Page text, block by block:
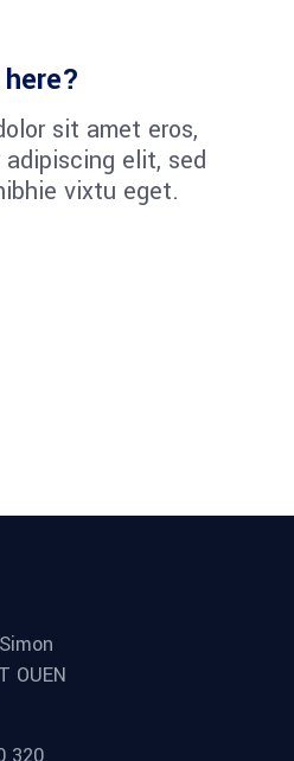
sit amet eros,
elit, sed
vixtu eget.
OUEN